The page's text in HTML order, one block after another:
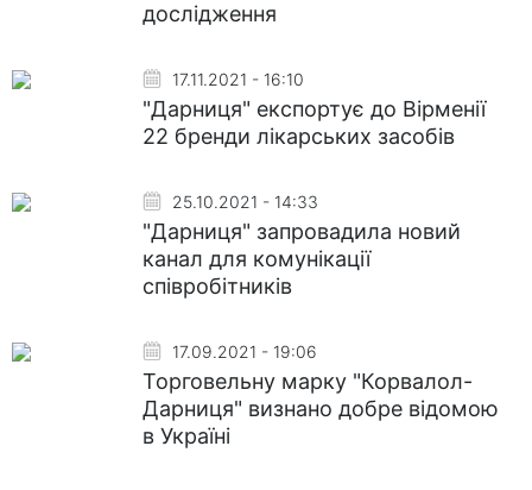
дослідження
17.11.2021 - 16:10
"Дарниця" експортує до Вірменії
22 бренди лікарських засобів
25.10.2021 - 14:33
"Дарниця" запровадила новий
канал для комунікації
співробітників
17.09.2021 - 19:06
Торговельну марку "Корвалол-
Дарниця" визнано добре відомою
в Україні